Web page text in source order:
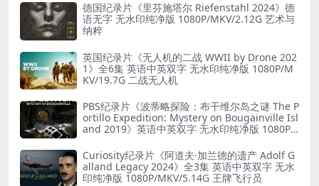
德国纪录片《里芬施塔尔 Riefenstahl 2024》德
语无字 无水印纯净版 1080P/MKV/2.12G 艺术与
纳粹
英国纪录片《无人机的二战 WWII by Drone 202
1》全6集 英语中英双字 无水印纯净版 1080P/M
KV/19.7G 二战无人机
PBS纪录片《波蒂略探险：布干维尔岛之谜 The P
ortillo Expedition: Mystery on Bougainville Isl
and 2019》英语中英双字 无水印纯净版 1080P/
Curiosity纪录片《阿道夫·加兰德的遗产 Adolf G
alland Legacy 2024》全3集 英语中英双字 无水
印纯净版 1080P/MKV/5.14G 王牌飞行员